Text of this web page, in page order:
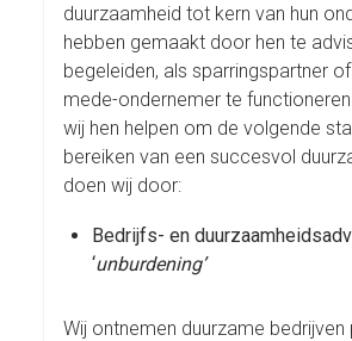
duurzaamheid tot kern van hun
hebben gemaakt door hen te
begeleiden, als sparringspartner
mede-ondernemer te
wij hen helpen om de volgende
bereiken van een succesvol
doen wij door:
Bedrijfs- en
‘unburdening’
Wij ontnemen duurzame bedrijven